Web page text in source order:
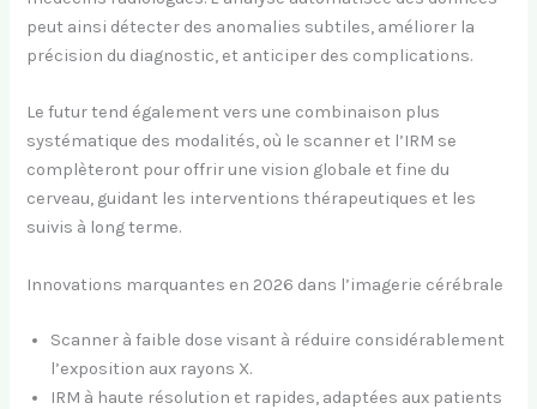
peut ainsi détecter des anomalies subtiles, améliorer la
précision du diagnostic, et anticiper des complications.
Le futur tend également vers une combinaison plus
systématique des modalités, où le scanner et l’IRM se
complèteront pour offrir une vision globale et fine du
cerveau, guidant les interventions thérapeutiques et les
suivis à long terme.
Innovations marquantes en 2026 dans l’imagerie cérébrale
Scanner à faible dose visant à réduire considérablement
l’exposition aux rayons X.
IRM à haute résolution et rapides, adaptées aux patients